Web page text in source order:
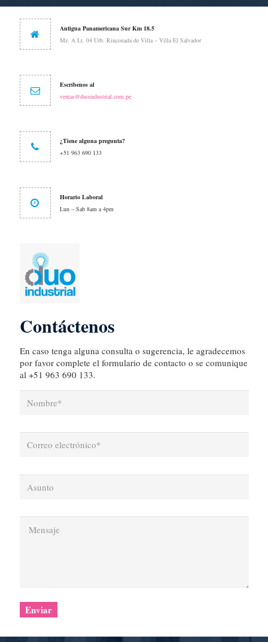
Antigua Panamericana Sur Km 18.5
Mz. A Lt. 04 Urb. Rinconada de Villa – Villa El Salvador
Escríbenos al
ventas@duoindustrial.com.pe
¿Tiene alguna pregunta?
+51 963 690 133
Horario Laboral
Lun – Sab 8am a 4pm
Contáctenos
En caso tenga alguna consulta o sugerencia, le agradecemos
por favor complete el formulario de contacto o se comunique
al +51 963 690 133.